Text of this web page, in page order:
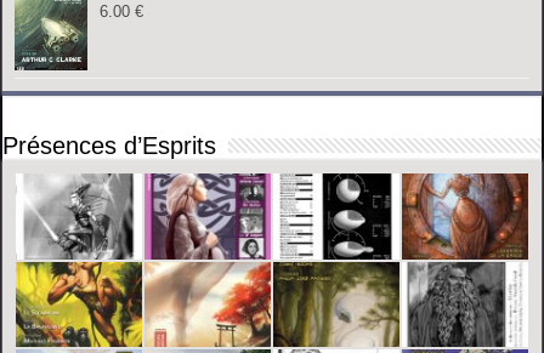
6.00€
Présences d’Esprits